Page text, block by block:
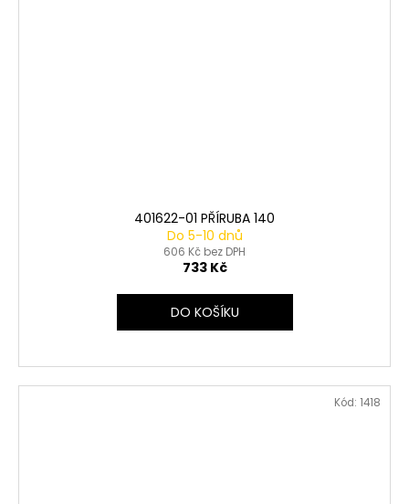
401622-01 PŘÍRUBA 140
Do 5-10 dnů
606 Kč bez DPH
733 Kč
DO KOŠÍKU
Kód: 1418